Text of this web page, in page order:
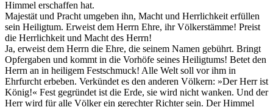
Himmel erschaffen hat.
Majestät und Pracht umgeben ihn, Macht und Herrlichkeit erfüllen
sein Heiligtum. Erweist dem Herrn Ehre, ihr Völkerstämme! Preist
die Herrlichkeit und Macht des Herrn!
Ja, erweist dem Herrn die Ehre, die seinem Namen gebührt. Bringt
Opfergaben und kommt in die Vorhöfe seines Heiligtums! Betet den
Herrn an in heiligem Festschmuck! Alle Welt soll vor ihm in
Ehrfurcht erbeben. Verkündet es den anderen Völkern: »Der Herr ist
König!« Fest gegründet ist die Erde, sie wird nicht wanken. Und der
Herr wird für alle Völker ein gerechter Richter sein. Der Himmel